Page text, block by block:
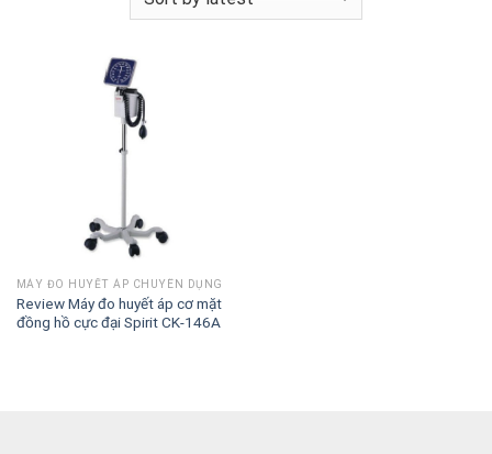
MÁY ĐO HUYẾT ÁP CHUYÊN DỤNG
Review Máy đo huyết áp cơ mặt
đồng hồ cực đại Spirit CK-146A